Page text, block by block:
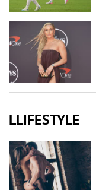
LLIFESTYLE